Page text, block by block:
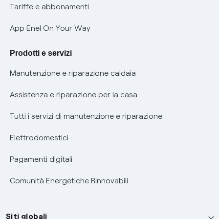
Phishing e truffe online
Verifica chi ti ha chiamato
Agevolazione utenti con disabilità per offerte Fibra
Informativa RAEE
Tariffe e abbonamenti
App Enel On Your Way
Prodotti e servizi
Manutenzione e riparazione caldaia
Assistenza e riparazione per la casa
Tutti i servizi di manutenzione e riparazione
Elettrodomestici
Pagamenti digitali
Comunità Energetiche Rinnovabili
Siti globali